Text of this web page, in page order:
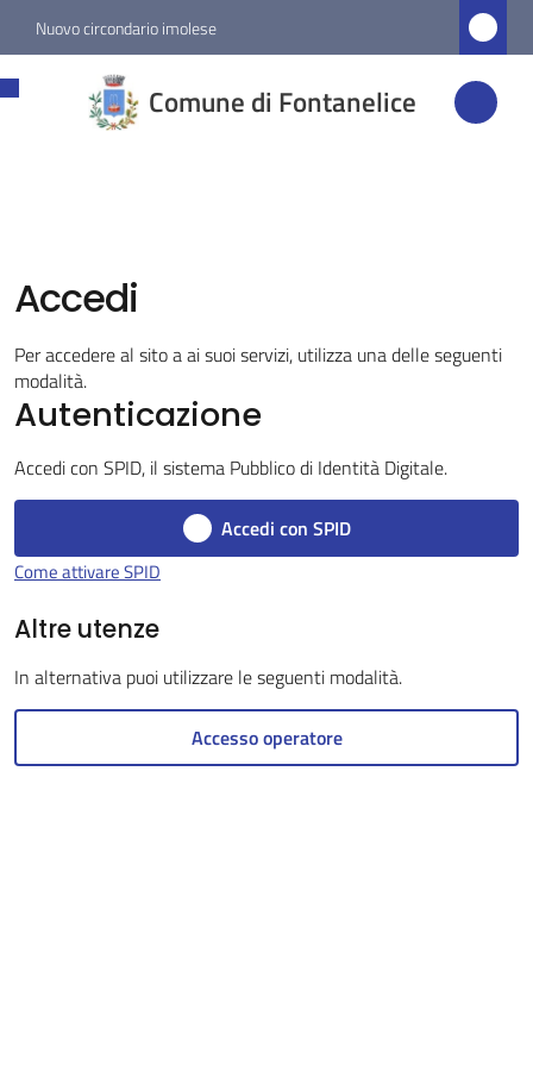
Vai al contenuto
Vai alla navigazione
Vai al footer
Nuovo circondario imolese
Comune di Fontanelice
Fontanelice
Novità
Servizi
Menu selezionato
Vivere
Servizi
on-
line
Tutti
Accedi
Per accedere al sito a ai suoi servizi, utilizza una delle seguenti
modalità.
Autenticazione
Accedi con SPID, il sistema Pubblico di Identità Digitale.
Accedi con SPID
Come attivare SPID
Altre utenze
In alternativa puoi utilizzare le seguenti modalità.
Accesso operatore